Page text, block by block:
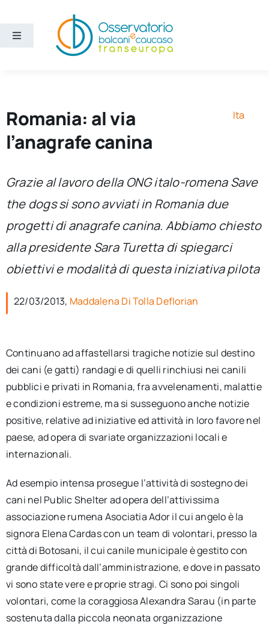
contenuto
Toggle
Ricerca e divulgazione
Sezioni
Chi siamo
per:
Ita
Romania: al via
l’anagrafe canina
Ita
Grazie al lavoro della ONG italo-romena Save
the dogs si sono avviati in Romania due
progetti di anagrafe canina. Abbiamo chiesto
alla presidente Sara Turetta di spiegarci
obiettivi e modalità di questa iniziativa pilota
22/03/2013, Maddalena Di Tolla Deflorian
Continuano ad affastellarsi tragiche notizie sul destino
dei cani (e gatti) randagi e di quelli rinchiusi nei canili
pubblici e privati in Romania, fra avvelenamenti, malattie
e condizioni estreme, ma si susseguono anche notizie
positive, relative ad iniziative ed attività in loro favore nel
paese, ad opera di svariate organizzazioni locali e
internazionali.
Ad esempio intensa prosegue l’attività di sostegno dei
cani nel Public Shelter ad opera dell’attivissima
associazione rumena Asociatia Ador il cui angelo è la
signora Elena Cardas con un team di volontari, presso la
città di Botosani, il cui canile municipale è gestito con
grande difficoltà dall’amministrazione, e dove in passato
vi sono state vere e proprie stragi. Ci sono poi singoli
volontari, come la coraggiosa Alexandra Sarau (in parte
sostenuta dalla piccola neonata organizzazione